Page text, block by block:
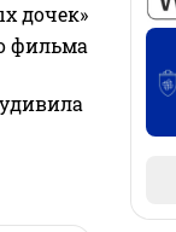
дочек»
фильма